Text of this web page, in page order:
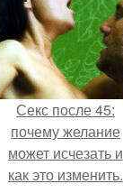
Секс после 45:
почему желание
может исчезать и
как это изменить.